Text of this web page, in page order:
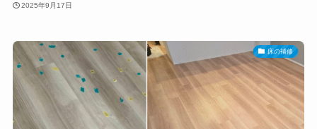
2025年9月17日
床の補修